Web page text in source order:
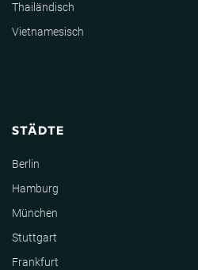
Thailändisch
Vietnamesisch
STÄDTE
Berlin
Hamburg
München
Stuttgart
Frankfurt